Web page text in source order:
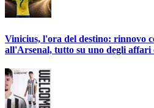
Vinicius, l'ora del destino: rinnovo
all'Arsenal, tutto su uno degli affari